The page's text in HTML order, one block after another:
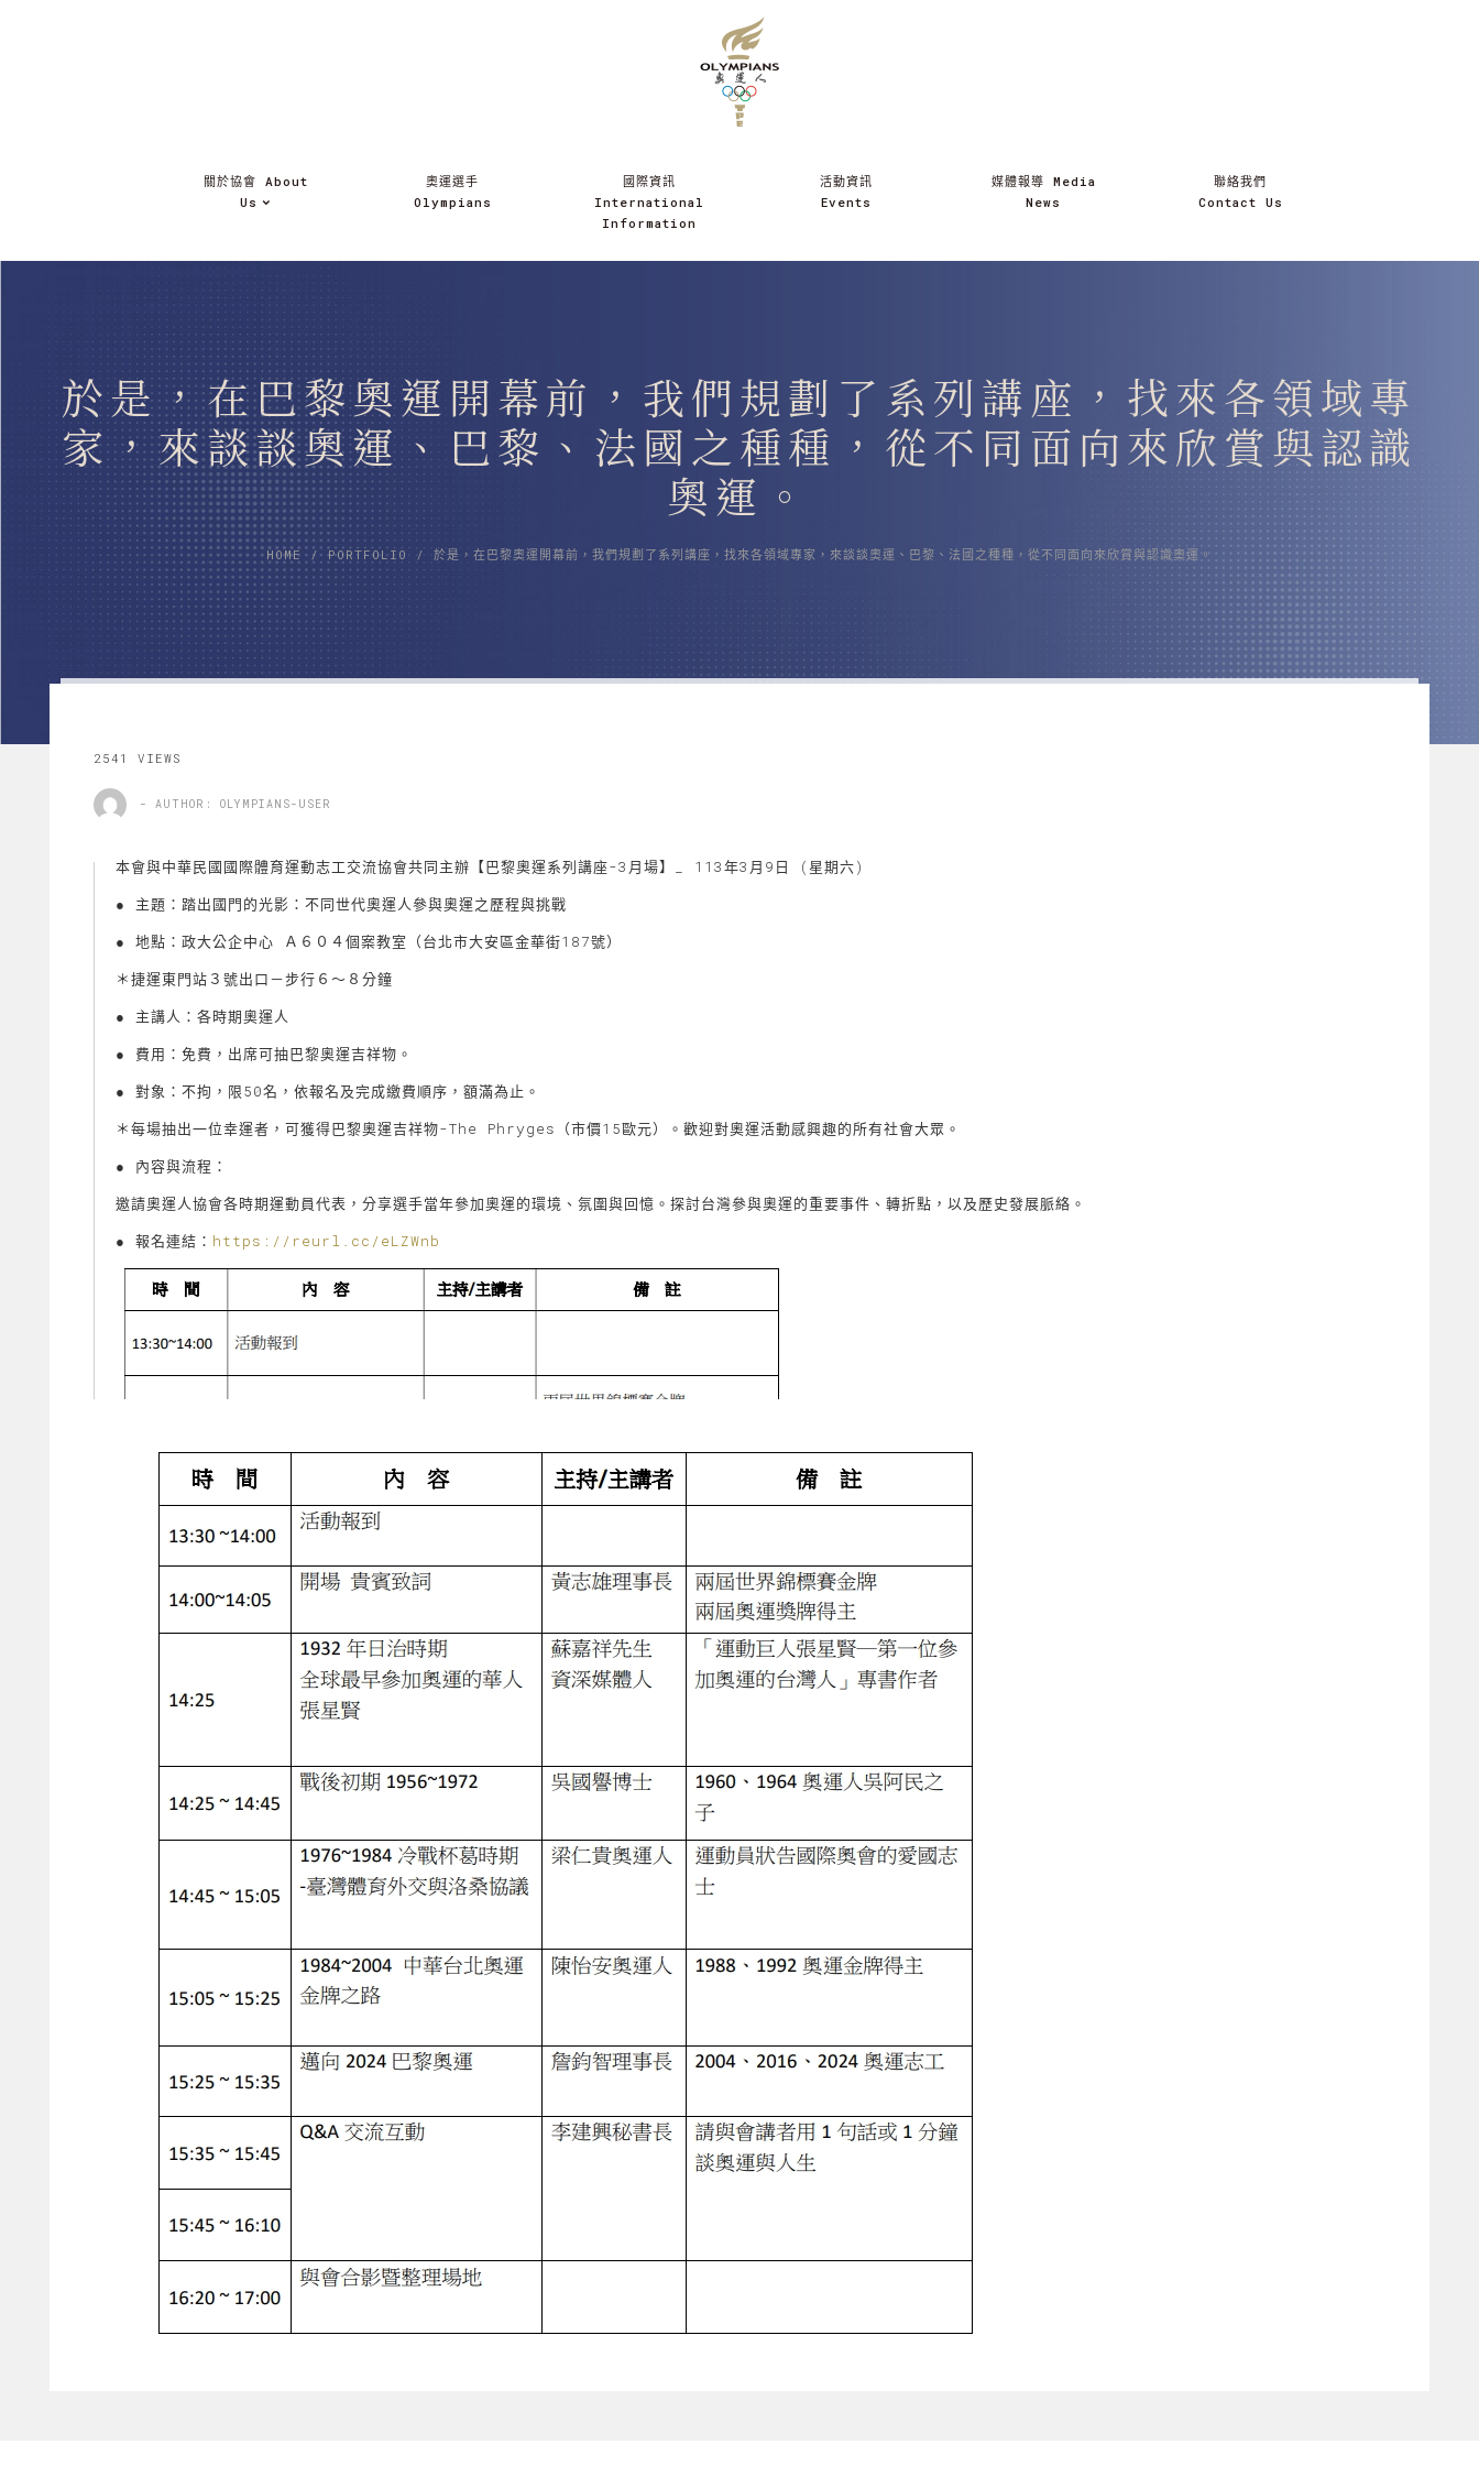
關於協會 About
Us
奧運選手
Olympians
國際資訊
International
Information
活動資訊
Events
媒體報導 Media
News
聯絡我們
Contact Us
於是，在巴黎奧運開幕前，我們規劃了系列講座，找來各領域專
家，來談談奧運、巴黎、法國之種種，從不同面向來欣賞與認識
奧運。
HOME /PORTFOLIO / 於是，在巴黎奧運開幕前，我們規劃了系列講座，找來各領域專家，來談談奧運、巴黎、法國之種種，從不同面向來欣賞與認識奧運。
2541 VIEWS
- AUTHOR: OLYMPIANS-USER
本會與中華民國國際體育運動志工交流協會共同主辦【巴黎奧運系列講座-3月場】_ 113年3月9日 (星期六)
● 主題：踏出國門的光影：不同世代奧運人參與奧運之歷程與挑戰
● 地點：政大公企中心 Ａ６０４個案教室（台北市大安區金華街187號）
＊捷運東門站３號出口－步行６～８分鐘
● 主講人：各時期奧運人
● 費用：免費，出席可抽巴黎奧運吉祥物。
● 對象：不拘，限50名，依報名及完成繳費順序，額滿為止。
＊每場抽出一位幸運者，可獲得巴黎奧運吉祥物-The Phryges（市價15歐元）。歡迎對奧運活動感興趣的所有社會大眾。
● 內容與流程：
邀請奧運人協會各時期運動員代表，分享選手當年參加奧運的環境、氛圍與回憶。探討台灣參與奧運的重要事件、轉折點，以及歷史發展脈絡。
● 報名連結： https://reurl.cc/eLZWnb
CATEGORY: